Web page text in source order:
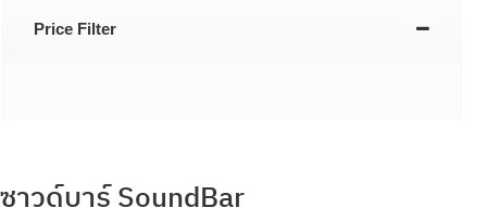
Price Filter
ซาวด์บาร์ SoundBar